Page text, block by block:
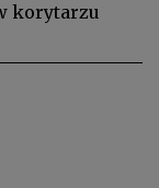
korytarzu